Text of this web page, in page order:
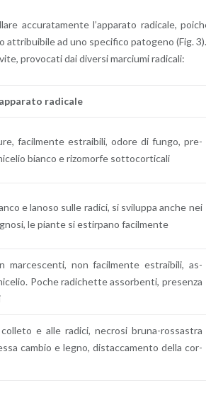
ac­cu­ra­ta­men­te l’ap­pa­ra­to ra­di­ca­le,
at­tri­bui­bi­le ad uno spe­ci­fi­co pa­to­ge­no (Fig. 3).
pro­vo­ca­ti dai di­ver­si mar­ciu­mi ra­di­ca­li:
ra­di­ca­le
fa­cil­men­te estrai­bi­li, odore di fungo, pre­
bian­co e ri­zo­mor­fe sot­to­cor­ti­ca­li
e la­no­so sulle ra­di­ci, si svi­lup­pa anche nei
le pian­te si estir­pa­no fa­cil­men­te
mar­ce­scen­ti, non fa­cil­men­te estrai­bi­li, as­
Poche ra­di­chet­te as­sor­ben­ti, pre­sen­za
e alle ra­di­ci, ne­cro­si bru­na-ros­sa­stra
cam­bio e legno, di­stac­ca­men­to della cor­